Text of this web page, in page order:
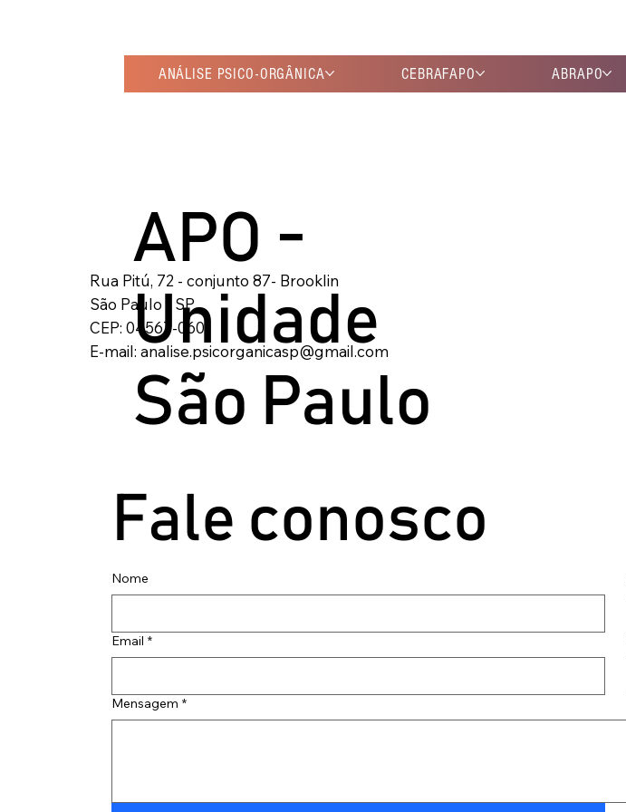
ANÁLISE PSICO-ORGÂNICA CEBRAFAPO ABRAPO
Fale conosco
Nome
Email *
Mensagem *
APO -
Unidade
São Paulo
Rua Pitú, 72 - conjunto 87- Brooklin
São Paulo - SP
CEP: 04567-060
E-mail: analise.psicorganicasp@gmail.com